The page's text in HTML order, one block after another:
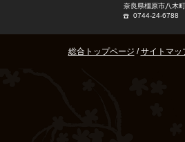
奈良県橿原市八木
0744-24-6788
総合トップページ /サイトマッ